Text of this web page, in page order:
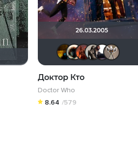
26.03.2005
Andersen
Haotik
Доктор Кто
Doctor Who
8.64 /579